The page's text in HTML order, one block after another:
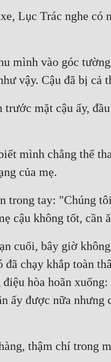
Lục Trác nghe
mình vào góc
vậy. Cậu đã bị cả
mặt cậu ấy,
mình chẳng thể
của mẹ.
trong tay: "Chúng
cậu không tốt, cần
cuối, bây giờ
đã chạy khắp toàn
hòa hoãn
ấy được nữa
thậm chí trong